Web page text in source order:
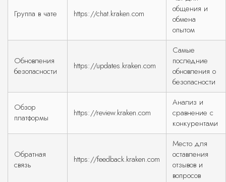
Группа в чате https://chat.kraken.com
общения и
обмена
опытом
Обновления
безопасности
https://updates.kraken.com
Самые
последние
обновления о
безопасности
Обзор
платформы
https://review.kraken.com
Анализ и
сравнение с
конкурентами
Обратная
связь
https://feedback.kraken.com
Место для
оставления
отзывов и
вопросов